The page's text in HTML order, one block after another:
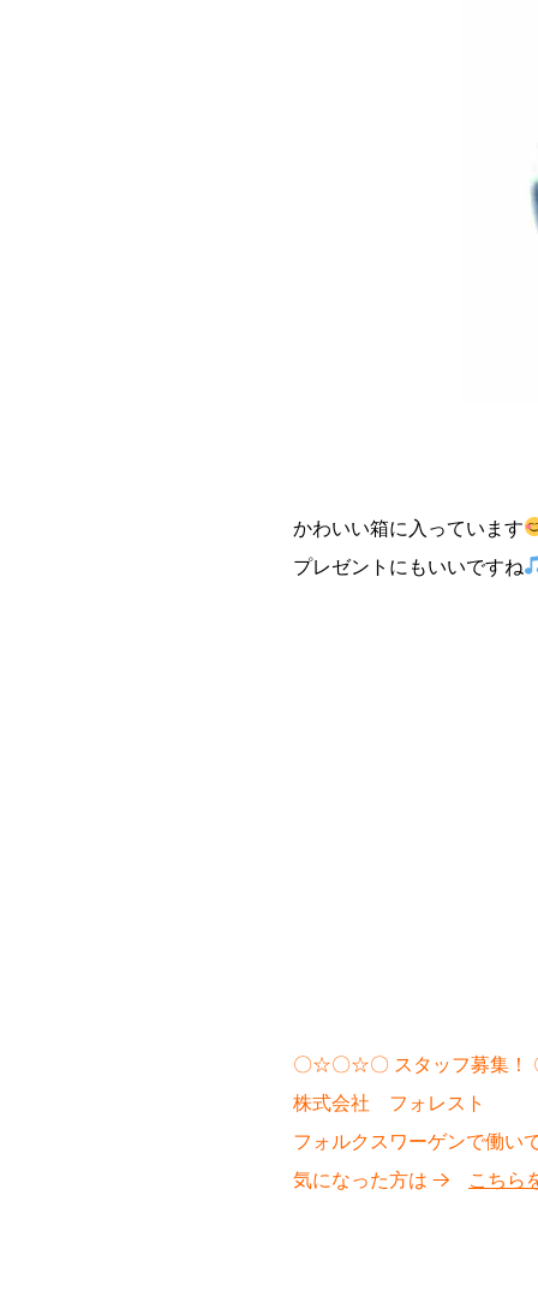
かわいい箱に入っています
プレゼントにもいいですね
〇☆〇☆〇 スタッフ募集
株式会社 フォレスト
フォルクスワーゲンで働い
気になった方は → こちら